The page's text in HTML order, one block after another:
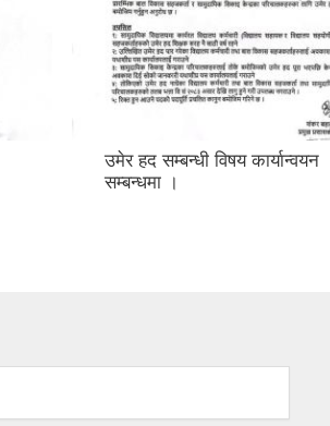
उमेर हद सम्बन्धी विषय कार्यान्वयन
सम्बन्धमा ।